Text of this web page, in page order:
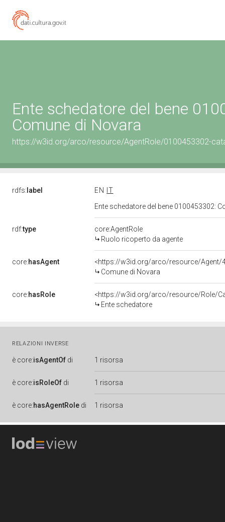
Ente schedatore del bene
Comune di Novara
https://w3id.org/arco/resource/AgentRole/0100453302-
rdfs: label EN
IT
Ente schedatore del bene 0100453302:
rdf:type
core:AgentRole
Ruolo ricoperto da agente
core:hasAgent
<https://w3id.org/arco/resource/Agent/
Comune di Novara
core:hasRole
<https://w3id.org/arco/resource/Role/
Ente schedatore
RELAZIONI INVERSE
è core:isAgentOf di 1 risorsa
è core:isRoleOf di 1 risorsa
è core:hasAgentRole di 1 risorsa